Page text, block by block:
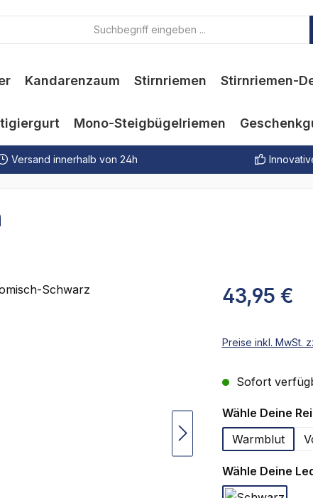
Kandarenzaum Stirnriemen Stirnriemen-
Mono-Steigbügelriemen
Versand innerhalb von 24h
43,95 €
Preise inkl. MwSt.
Sofort
Wähle Deine
Warmblut
Wähle Deine